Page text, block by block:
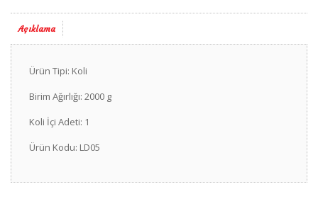
Açıklama
Ürün Tipi: Koli
Birim Ağırlığı: 2000 g
Koli İçi Adeti: 1
Ürün Kodu: LD05